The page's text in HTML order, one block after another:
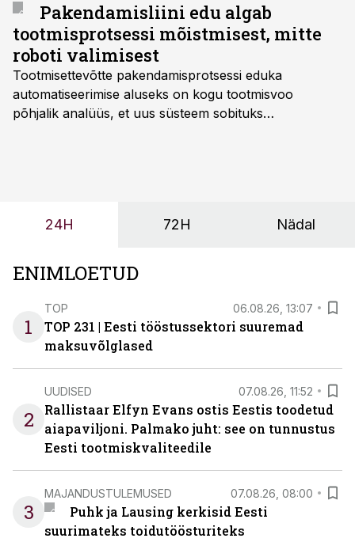
Pakendamisliini edu algab
tootmisprotsessi mõistmisest, mitte
roboti valimisest
Tootmisettevõtte pakendamisprotsessi eduka
automatiseerimise aluseks on kogu tootmisvoo
põhjalik analüüs, et uus süsteem sobituks
OÜ tegevjuht Sander Mitendorf.
24H 72H Nädal
ENIMLOETUD
1
TOP 06.08.26, 13:07
TOP 231 | Eesti tööstussektori suuremad
maksuvõlglased
2
UUDISED 07.08.26, 11:52
Rallistaar Elfyn Evans ostis Eestis toodetud
aiapaviljoni. Palmako juht: see on tunnustus
Eesti tootmiskvaliteedile
3
MAJANDUSTULEMUSED 07.08.26, 08:00
Puhk ja Lausing kerkisid Eesti
suurimateks toidutöösturiteks